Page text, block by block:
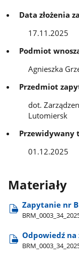
Data złożenia
17.11.2025
Podmiot
Agnieszka
Przedmiot
dot.
Lutomiersk
Przewidywany
01.12.2025
Materiały
Zapytanie nr
Odpowiedź na